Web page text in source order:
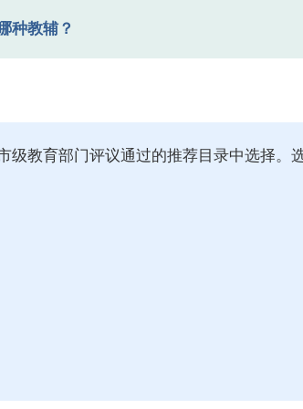
种教辅？
级教育部门评议通过的推荐目录中选择。